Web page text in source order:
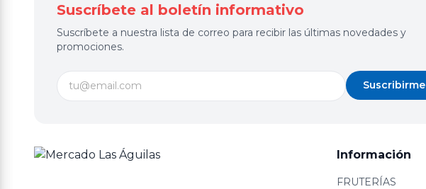
Suscríbete al boletín informativo
Suscríbete a nuestra lista de correo para recibir las últimas novedades y
promociones.
Suscribirme
Información
FRUTERÍAS